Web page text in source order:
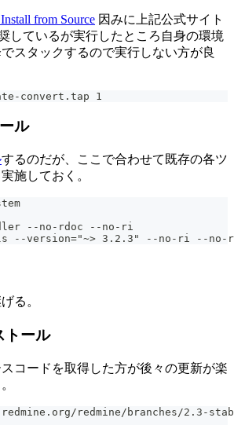
from Source 因みに上記公式サイト
しているが実行したところ自身の環境
スタックするので実行しない方が良
convert.tap 1
ル
するのだが、ここで合わせて既存の各ツ
施しておく。
--no-rdoc --no-ri
--version="~> 3.2.3" --no-ri --no-
る。
トール
コードを取得した方が後々の更新が楽
redmine/branches/2.3-